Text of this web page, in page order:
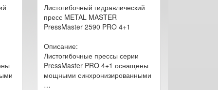
Листогибочный гидравлический
пресс METAL MASTER
PressMaster 2590 PRO 4+1
Описание:
Листогибочные прессы серии
PressMaster PRO 4+1 оснащены
мощными синхронизированными
…